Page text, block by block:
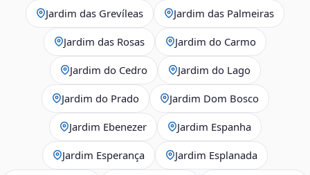
Jardim das Grevíleas Jardim das Palmeiras
Jardim das Rosas Jardim do Carmo
Jardim do Cedro Jardim do Lago
Jardim do Prado Jardim Dom Bosco
Jardim Ebenezer Jardim Espanha
Jardim Esperança Jardim Esplanada